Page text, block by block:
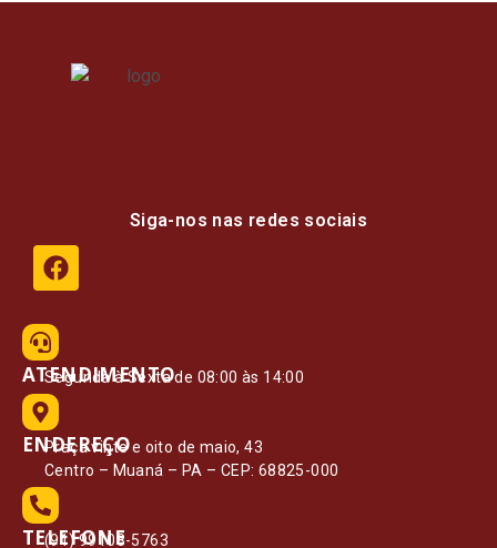
Siga-nos nas redes sociais
ATENDIMENTO
Segunda à Sexta de 08:00 às 14:00
ENDEREÇO
Praça vinte e oito de maio, 43
Centro – Muaná – PA – CEP: 68825-000
TELEFONE
(91) 99108-5763